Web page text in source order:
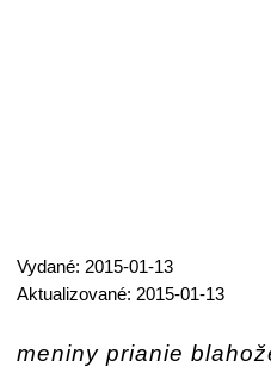
Vydané: 2015-01-13
Aktualizované: 2015-01-13
meniny prianie